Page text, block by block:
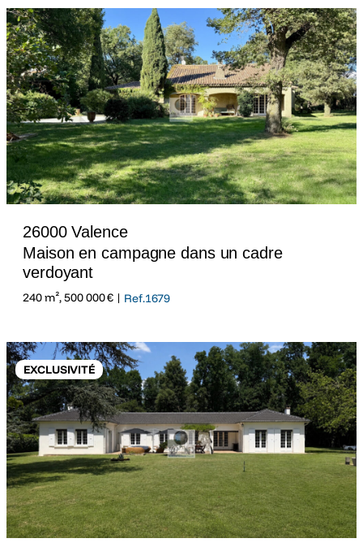
26000 Valence
Maison en campagne dans un cadre
verdoyant
240 m², 500 000 € | Ref.1679
EXCLUSIVITÉ